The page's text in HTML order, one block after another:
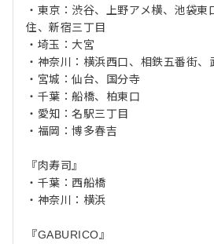
・東京：渋谷、上野アメ横、池袋東
住、新宿三丁目
・埼玉：大宮
・神奈川：横浜西口、相鉄五番街、
・宮城：仙台、国分寺
・千葉：船橋、柏東口
・愛知：名駅三丁目
・福岡：博多春吉
『肉寿司』
・千葉：西船橋
・神奈川：横浜
『GABURICO』